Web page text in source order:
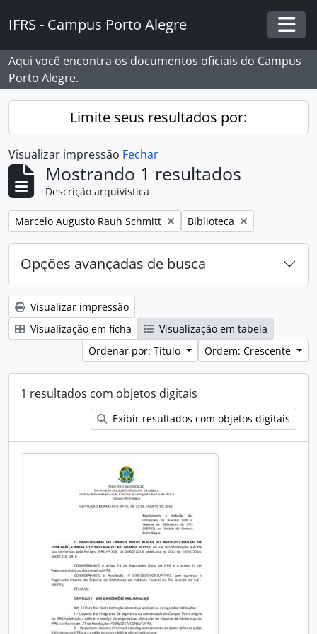
IFRS - Campus Porto Alegre
Aqui você encontra os documentos oficiais do Campus
Porto Alegre.
Limite seus resultados por:
Visualizar impressão Fechar
Mostrando 1 resultados
Descrição arquivística
Remover filtro:
Marcelo Augusto Rauh Schmitt Remover filtro:
Biblioteca
Opções avançadas de busca
Visualizar impressão
Visualização em ficha
Visualização em tabela
Ordenar por: Título
Ordem: Crescente
1 resultados com objetos digitais
Exibir resultados com objetos digitais